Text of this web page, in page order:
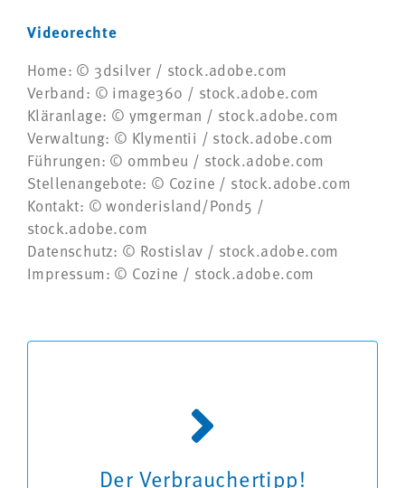
Videorechte
Home: © 3dsilver / stock.adobe.com
Verband: © image360 / stock.adobe.com
Kläranlage: © ymgerman / stock.adobe.com
Verwaltung: © Klymentii / stock.adobe.com
Führungen: © ommbeu / stock.adobe.com
Stellenangebote: © Cozine / stock.adobe.com
Kontakt: © wonderisland/Pond5 /
stock.adobe.com
Datenschutz: © Rostislav / stock.adobe.com
Impressum: © Cozine / stock.adobe.com
Der Verbrauchertipp!
die Bakterien der Kläranlage aus.